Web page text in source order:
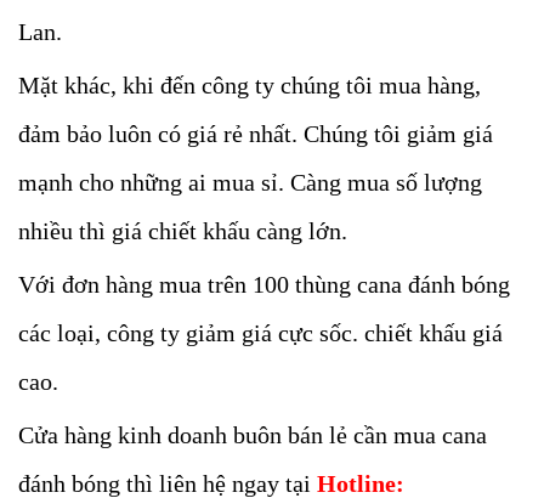
Lan.
Mặt khác, khi đến công ty chúng tôi mua hàng,
đảm bảo luôn có giá rẻ nhất. Chúng tôi giảm giá
mạnh cho những ai mua sỉ. Càng mua số lượng
nhiều thì giá chiết khấu càng lớn.
Với đơn hàng mua trên 100 thùng cana đánh bóng
các loại, công ty giảm giá cực sốc. chiết khấu giá
cao.
Cửa hàng kinh doanh buôn bán lẻ cần mua cana
đánh bóng thì liên hệ ngay tại Hotline: